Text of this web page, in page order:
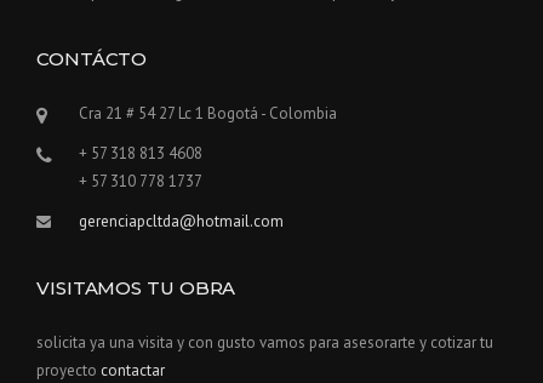
CONTÁCTO
Cra 21 # 54 27 Lc 1 Bogotá - Colombia
+ 57 318 813 4608
+ 57 310 778 1737
gerenciapcltda@hotmail.com
VISITAMOS TU OBRA
solicita ya una visita y con gusto vamos para asesorarte y cotizar tu
proyecto contactar